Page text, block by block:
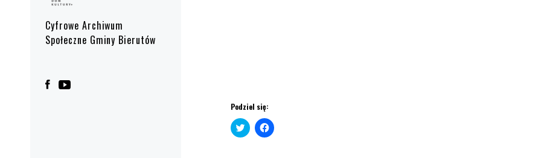
Cyfrowe Archiwum
Społeczne Gminy Bierutów
Podziel się:
Click
to
Click
to